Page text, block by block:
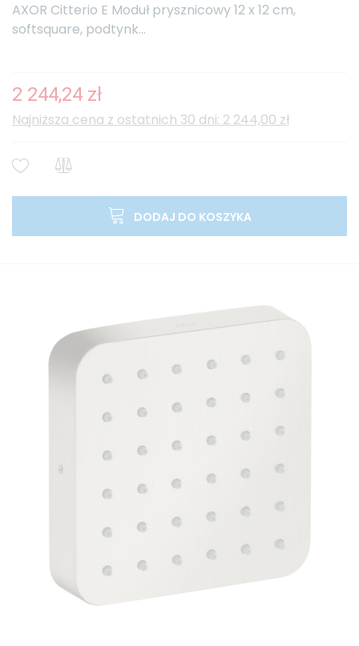
AXOR Citterio E Moduł prysznicowy 12 x 12 cm,
softsquare, podtynk...
2 244,24 zł
Najniższa cena z ostatnich 30 dni: 2 244,00 zł
DODAJ DO KOSZYKA